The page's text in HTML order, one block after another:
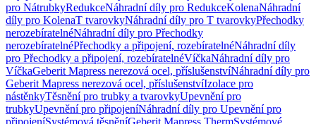
pro NátrubkyRedukceNáhradní díly pro RedukceKolenaNáhradní
díly pro KolenaT tvarovkyNáhradní díly pro T tvarovkyPřechodky
nerozebíratelnéNáhradní díly pro Přechodky
nerozebíratelnéPřechodky a připojení, rozebíratelnéNáhradní díly
pro Přechodky a připojení, rozebíratelnéVíčkaNáhradní díly pro
VíčkaGeberit Mapress nerezová ocel, příslušenstvíNáhradní díly pro
Geberit Mapress nerezová ocel, příslušenstvíIzolace pro
nástěnkyTěsnění pro trubky a tvarovkyUpevnění pro
trubkyUpevnění pro připojeníNáhradní díly pro Upevnění pro
připojeníSystémová těsněníGeberit Mapress ThermSystémové